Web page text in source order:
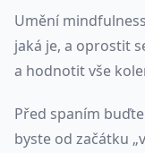
Umění
jaká je, a oprostit
a hodnotit vše
Před spaním
byste od začátku